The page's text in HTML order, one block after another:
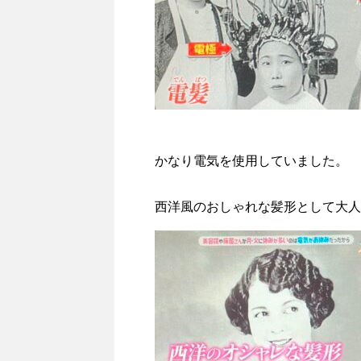
かなり電気を使用していました。
西洋風のおしゃれな髪形として大